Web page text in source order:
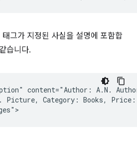
그가 지정된 사실을 설명에 포함합
습니다.
content="Author: A.N.
Picture, Category: Books,